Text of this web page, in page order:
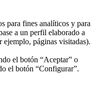
para fines analíticos y para
a un perfil elaborado a
ejemplo, páginas visitadas).
el botón “Aceptar” o
el botón “Configurar”.